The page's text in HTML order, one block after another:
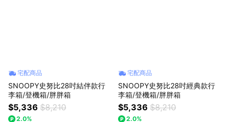
宅配商品
SNOOPY史努比28吋結伴款行
李箱/登機箱/胖胖箱
$5,336 $8,210
2.0%
宅配商品
SNOOPY史努比28吋經典款行
李箱/登機箱/胖胖箱
$5,336 $8,210
2.0%